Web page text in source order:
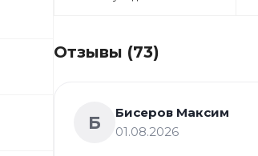
Отзывы (73)
Б
Бисеров Максим
01.08.2026